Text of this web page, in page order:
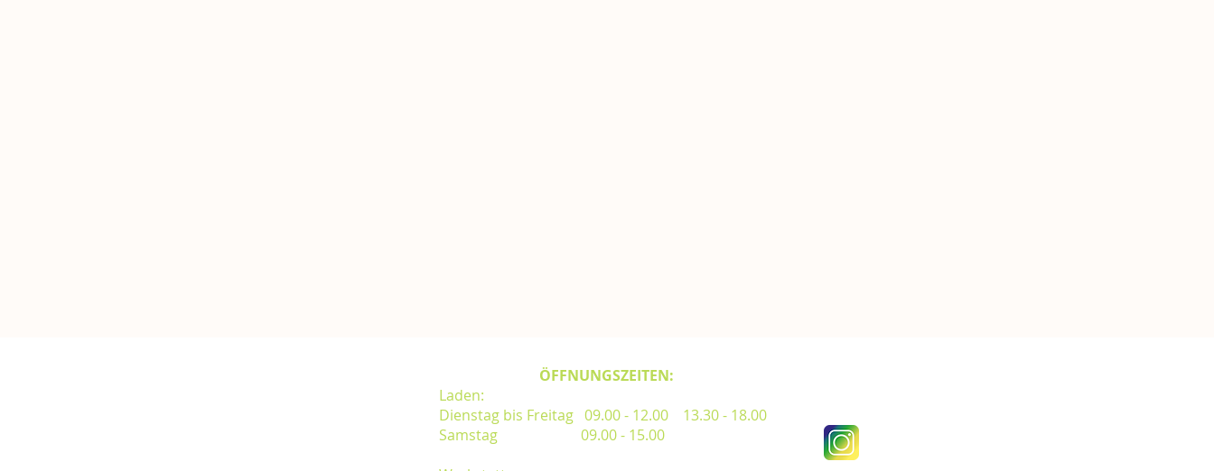
ÖFFNUNGSZEITEN:
Laden:
Dienstag bis Freitag 09.00 - 12.00 13.30 - 18.00
Samstag 09.00 - 15.00